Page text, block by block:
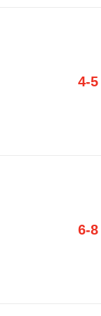
4-5
6-8